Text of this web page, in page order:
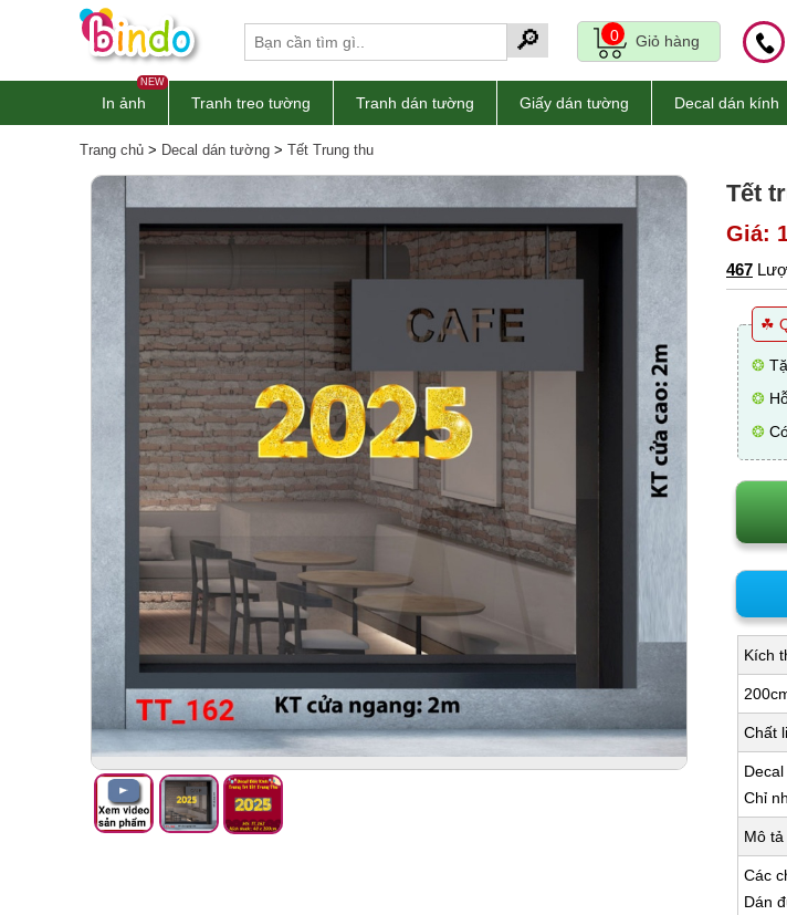
🔎 0 Giỏ hàng
NEW
In ảnh Tranh treo tường Tranh dán tường Giấy dán tường Decal dán kính
Trang chủ > Decal dán tường > Tết Trung thu
Tết
Giá:
467
☘
❂
❂
❂
Kích
Chất
Chỉ
Mô
Các
Dán